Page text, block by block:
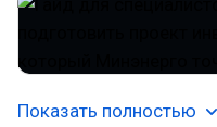
Показать полностью